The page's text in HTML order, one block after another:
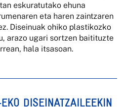
eskuratutako ehuna
eta haren zaintzaren
Diseinuak ohiko plastikozko
arazo ugari sortzen baitituzte
hala itsasoan.
DISEINATZAILEEKIN